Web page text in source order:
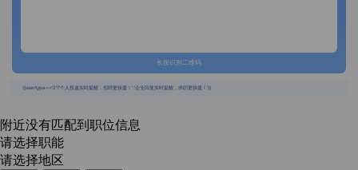
长按识别二维码
{{usertype=='2'?'个人投递实时提醒，招聘更快捷！':'企业回复实时提醒，求职更快捷！'}}
附近没有匹配到职位信息
请选择职能
请选择地区